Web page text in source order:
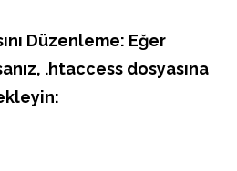
Düzenleme: Eğer
.htaccess dosyasına